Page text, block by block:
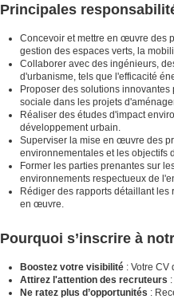
Principales
Concevoir et mettre en œuvre des
gestion des espaces verts, la
Collaborer avec des ingénieurs,
d'urbanisme, tels que l'efficacité
Proposer des solutions
sociale dans les projets
Réaliser des études d'impact
développement urbain.
Superviser la mise en œuvre des
environnementales et les objectifs
Former les parties prenantes sur
environnements respectueux de
Rédiger des rapports détaillant
en œuvre.
Pourquoi s’inscrire à
Boostez votre visibilité : Votre CV
Attirez l'attention des recruteurs
Ne ratez plus d’opportunités :